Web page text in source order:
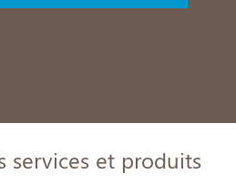
services et produits